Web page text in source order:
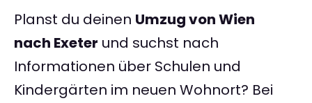
Planst du deinen Umzug von Wien
nach Exeter und suchst nach
Informationen über Schulen und
Kindergärten im neuen Wohnort? Bei